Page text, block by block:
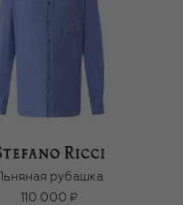
рубашка
110 000 ₽